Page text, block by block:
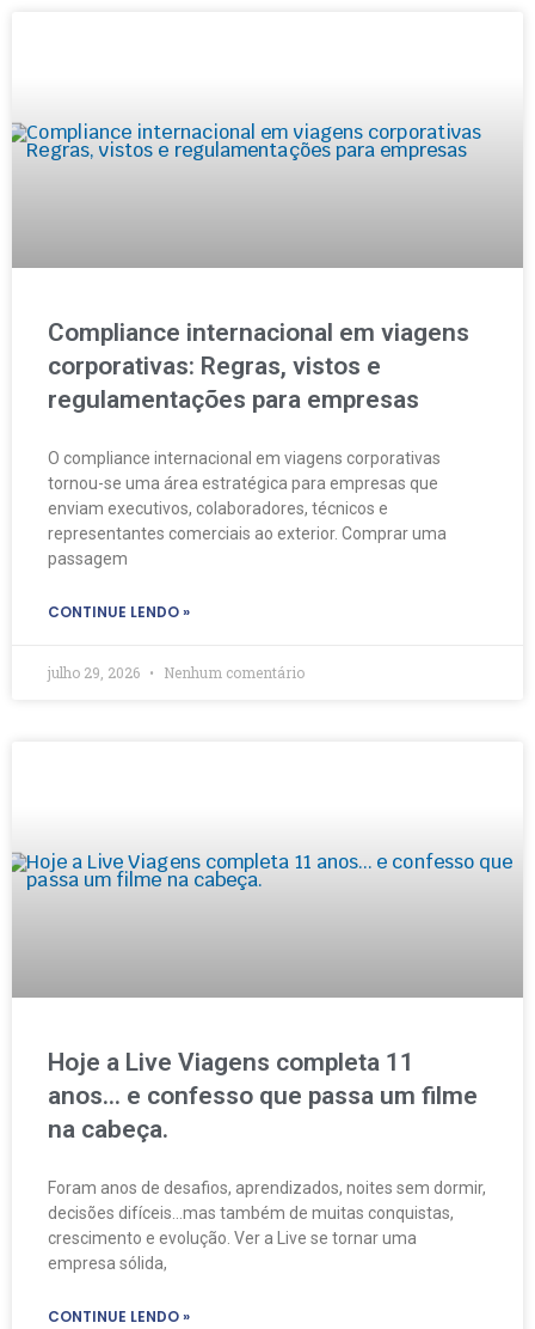
Compliance internacional em viagens
corporativas: Regras, vistos e
regulamentações para empresas
O compliance internacional em viagens corporativas
tornou-se uma área estratégica para empresas que
enviam executivos, colaboradores, técnicos e
representantes comerciais ao exterior. Comprar uma
passagem
CONTINUE LENDO »
julho 29, 2026 Nenhum comentário
Hoje a Live Viagens completa 11
anos… e confesso que passa um filme
na cabeça.
Foram anos de desafios, aprendizados, noites sem dormir,
decisões difíceis…mas também de muitas conquistas,
crescimento e evolução. Ver a Live se tornar uma
empresa sólida,
CONTINUE LENDO »